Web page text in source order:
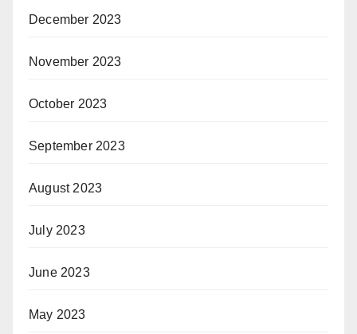
December 2023
November 2023
October 2023
September 2023
August 2023
July 2023
June 2023
May 2023